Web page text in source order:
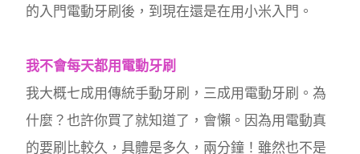
的入門電動牙刷後，到現在還是在用小米入門。
我不會每天都用電動牙刷
我大概七成用傳統手動牙刷，三成用電動牙刷。為
什麼？也許你買了就知道了，會懶。因為用電動真
的要刷比較久，具體是多久，兩分鐘！雖然也不是